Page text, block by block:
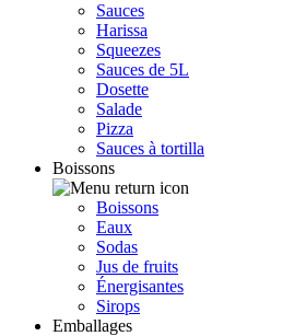
Sauces
Harissa
Squeezes
Sauces de 5L
Dosette
Salade
Pizza
Sauces à tortilla
Boissons
Boissons
Eaux
Sodas
Jus de fruits
Énergisantes
Sirops
Emballages